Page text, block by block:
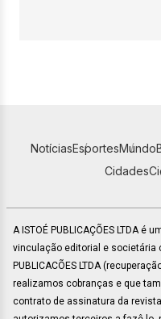
NotíciasEsportesMundo
Cidades
A ISTOÉ PUBLICAÇÕES LTDA é
vinculação editorial e societária
PUBLICACÕES LTDA
realizamos cobranças e que
contrato de assinatura da